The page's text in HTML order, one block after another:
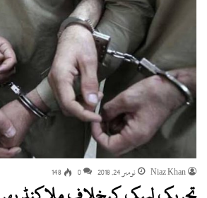
Niaz Khan نومبر 24, 2018 0
148